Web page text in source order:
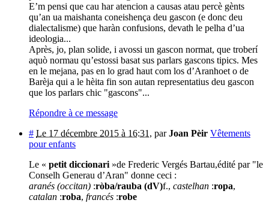
E’m pensi que cau har atencion a causas atau percè gènts
qu’an ua maishanta coneishença deu gascon (e donc deu
dialectalisme) que haràn confusions, devath le pelha d’ua
ideologia...
Après, jo, plan solide, i avossi un gascon normat, que troberí
aquò normau qu’estossi basat sus parlars gascons tipics. Mes
en le mejana, pas en lo grad haut com los d’Aranhoet o de
Barèja qui a le hèita fin son autan representatius deu gascon
que los parlars chic "gascons"...
Répondre à ce message
# Le 17 décembre 2015 à 16:31 , parJoan Pèir Vêtements
pour enfants
Le « petit diccionari »de Frederic Vergés Bartau,édité par "le
Conselh Generau d’Aran" donne ceci :
aranés (occitan) :ròba/rauba (dV)f., castelhan :ropa,
catalan :roba, francés :robe